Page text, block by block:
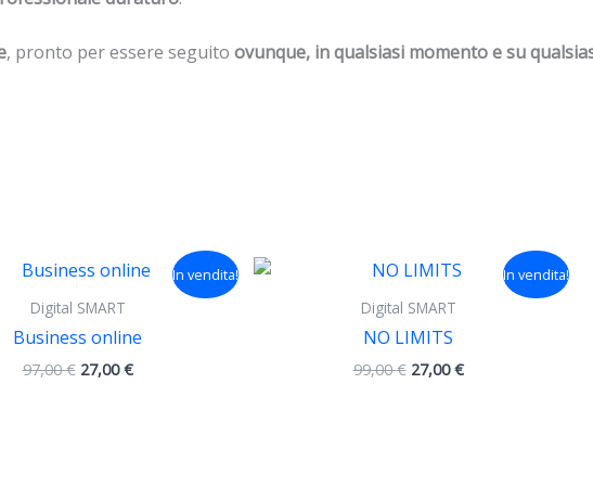
, pronto per essere seguito ovunque, in qualsiasi momento e su
In vendita!
Digital SMART
Business online
97,00€
Il
originale
97,00 €.
27,00€
Il
prezzo
27,00 €.
In vendita!
Digital SMART
NO LIMITS
99,00€
Il
originale
99,00 €.
27,00€
prezzo